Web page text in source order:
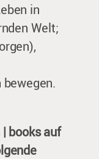
in
Welt;
books auf